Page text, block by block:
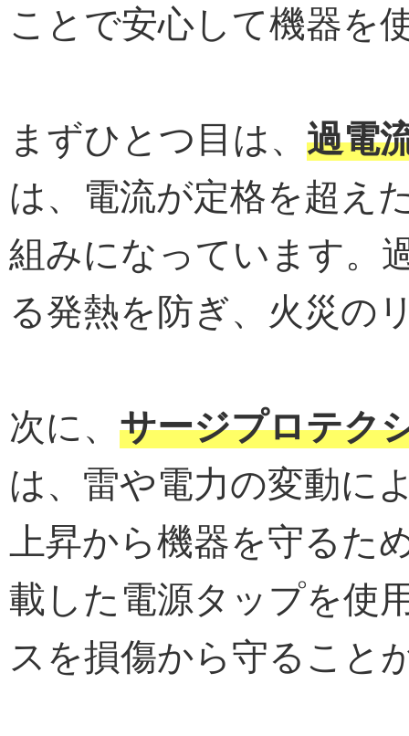
ことで安心して機器を
まずひとつ目は、 過電
は、電流が定格を超え
組みになっています。
る発熱を防ぎ、火災の
次に、 サージプロテク
は、雷や電力の変動に
上昇から機器を守るた
載した電源タップを使
スを損傷から守ること